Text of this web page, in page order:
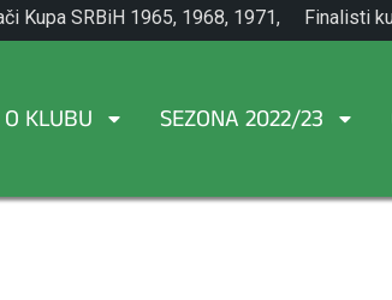
Kupa SRBiH 1965, 1968, 1971,
Finalisti
1965.
O KLUBU SEZONA 2022/23